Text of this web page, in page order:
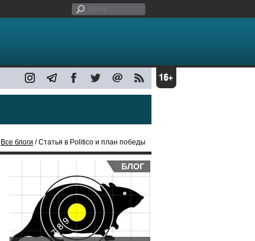
Все блоги / Статья в Politico и план победы
БЛОГ